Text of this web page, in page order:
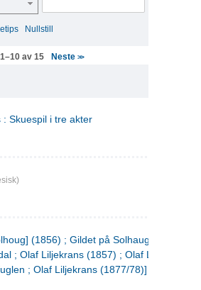
Nullstill
1–10 av 15 Neste>>
: Skuespil i tre akter
(1856) ; Gildet på Solhaug (1883) ;
; Olaf Liljekrans (1857) ; Olaf Liljekrans
; Olaf Liljekrans (1877/78)]